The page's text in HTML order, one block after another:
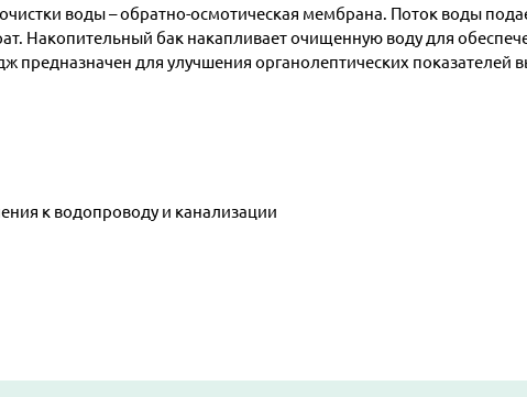
воды – обратно-осмотическая мембрана. Поток воды
Накопительный бак накапливает очищенную воду для
предназначен для улучшения органолептических
к водопроводу и канализации